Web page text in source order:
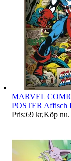
MARVEL
POSTER Affisch
Pris:69 kr,Köp nu.